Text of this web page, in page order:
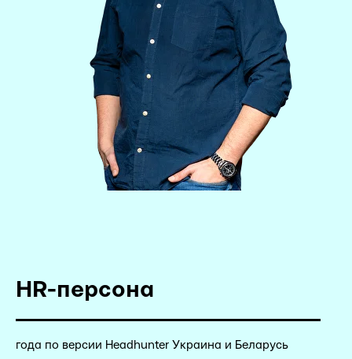
HR-персона
года по версии Headhunter Украина и Беларусь